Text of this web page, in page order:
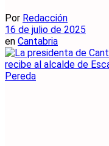
Por Redacción
16 de julio de 2025
en Cantabria